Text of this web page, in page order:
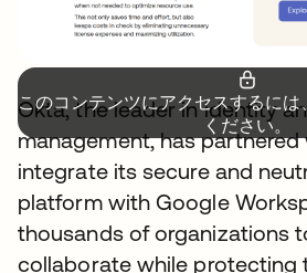
このコンテンツにアクセスするには
ください。
Okta, the leader in identity
management, has
integrate its secure and
platform with Google
thousands of organizations
collaborate while protecting